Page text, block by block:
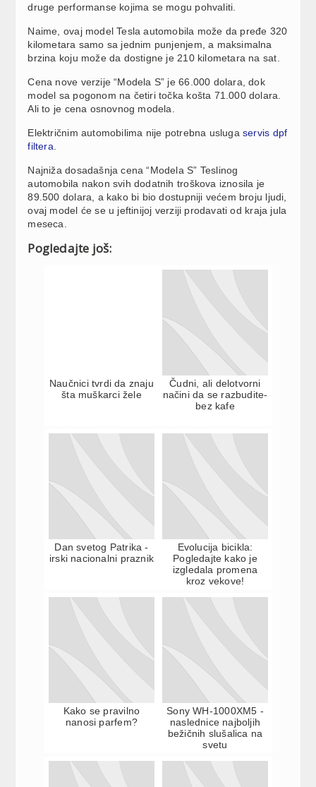
druge performanse kojima se mogu pohvaliti.
Naime, ovaj model Tesla automobila može da pređe 320
kilometara samo sa jednim punjenjem, a maksimalna
brzina koju može da dostigne je 210 kilometara na sat.
Cena nove verzije “Modela S” je 66.000 dolara, dok
model sa pogonom na četiri točka košta 71.000 dolara.
Ali to je cena osnovnog modela.
Električnim automobilima nije potrebna uslugaservis dpf
filtera
Najniža dosadašnja cena “Modela S” Teslinog
automobila nakon svih dodatnih troškova iznosila je
89.500 dolara, a kako bi bio dostupniji većem broju ljudi,
ovaj model će se u jeftinijoj verziji prodavati od kraja jula
meseca.
Pogledajte još:
Naučnici tvrdi da znaju
šta muškarci žele
Čudni, ali delotvorni
načini da se razbudite-
bez kafe
Dan svetog Patrika -
irski nacionalni praznik
Evolucija bicikla:
Pogledajte kako je
izgledala promena
kroz vekove!
Kako se pravilno
nanosi parfem?
Sony WH-1000XM5 -
naslednice najboljih
bežičnih slušalica na
svetu